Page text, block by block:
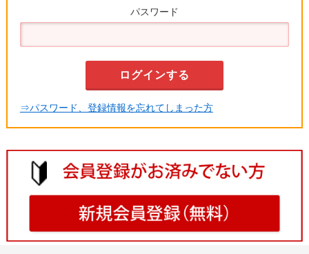
パスワード
⇒パスワード、登録情報を忘れてしまった方